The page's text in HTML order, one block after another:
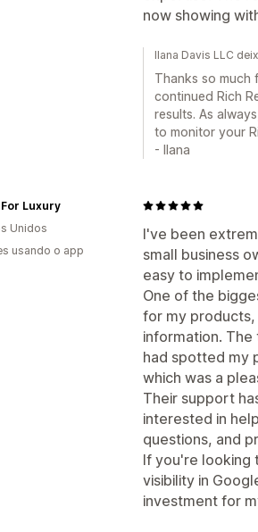
now showing
Ilana Davis LLC
Thanks so much
continued Rich
results. As
to monitor your
- Ilana
I've been
small business
easy to
One of the
for my products,
information.
had spotted my
which was a
Their support
interested in
questions, and
If you're looking
visibility in
investment for
For Luxury
Unidos
usando o app